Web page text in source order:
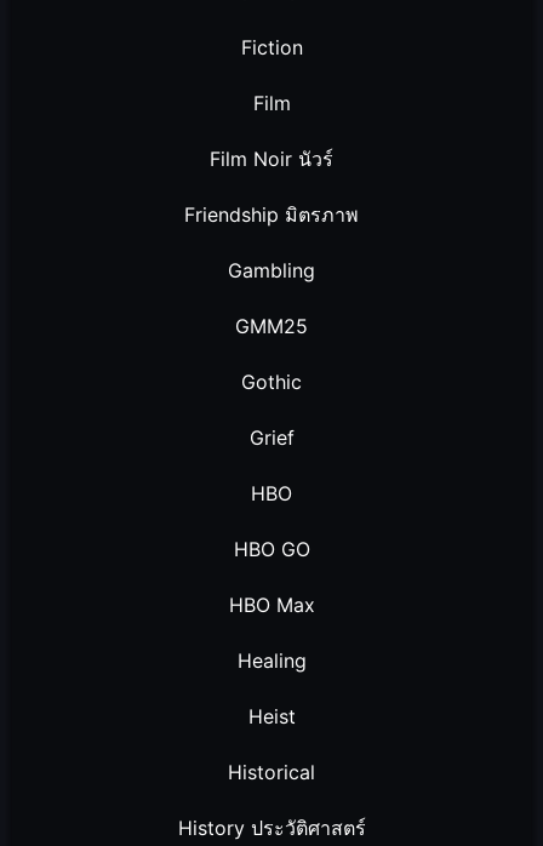
Fiction
Film
Film Noir นัวร์
Friendship มิตรภาพ
Gambling
GMM25
Gothic
Grief
HBO
HBO GO
HBO Max
Healing
Heist
Historical
History ประวัติศาสตร์